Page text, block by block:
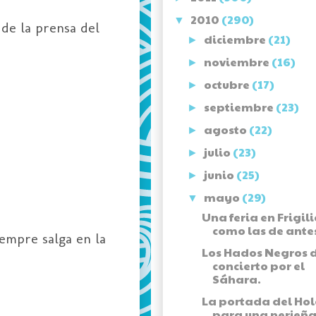
la prensa del
salga en la
▼ 2010 (290)
► diciembre (21)
► noviembre (16)
► octubre (17)
► septiembre (23)
► agosto (22)
► julio (23)
► junio (25)
▼ mayo (29)
Una feria en
como las de
Los Hados Negros
concierto por el
Sáhara.
La portada del